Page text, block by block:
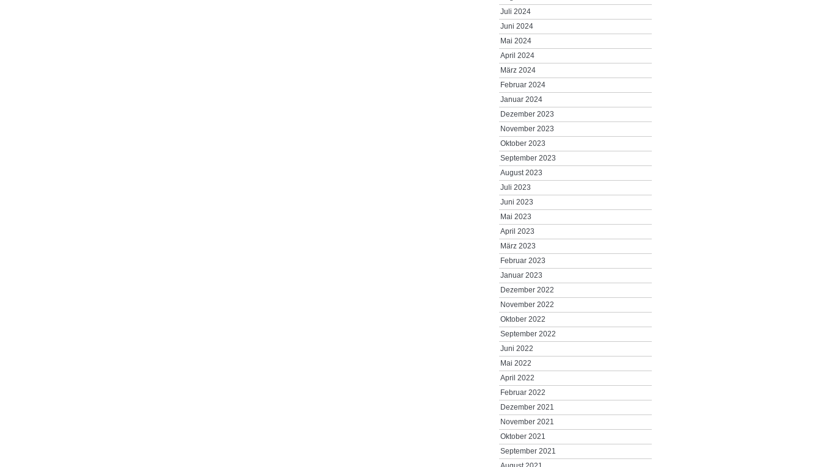
Juli 2024
Juni 2024
Mai 2024
April 2024
März 2024
Februar 2024
Januar 2024
Dezember 2023
November 2023
Oktober 2023
September 2023
August 2023
Juli 2023
Juni 2023
Mai 2023
April 2023
März 2023
Februar 2023
Januar 2023
Dezember 2022
November 2022
Oktober 2022
September 2022
Juni 2022
Mai 2022
April 2022
Februar 2022
Dezember 2021
November 2021
Oktober 2021
September 2021